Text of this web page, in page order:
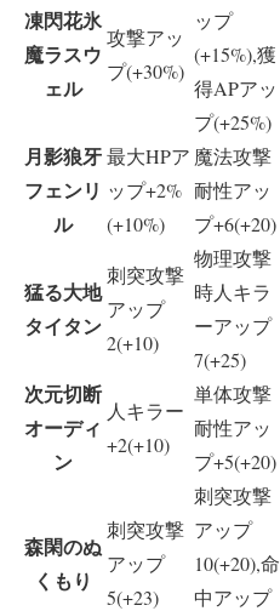
凍閃花氷
魔ラスウ
ェル
攻撃アッ
プ(+30%)
ップ
(+15%),獲
得APアッ
プ(+25%)
月影狼牙
フェンリ
ル
最大HPア
ップ+2%
(+10%)
魔法攻撃
耐性アッ
プ+6(+20)
猛る大地
タイタン
刺突攻撃
アップ
2(+10)
物理攻撃
時人キラ
ーアップ
7(+25)
次元切断
オーディ
ン
人キラー
+2(+10)
単体攻撃
耐性アッ
プ+5(+20)
森閑のぬ
くもり
刺突攻撃
アップ
5(+23)
刺突攻撃
アップ
10(+20),命
中アップ